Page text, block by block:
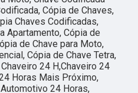
Cópia de Chaves,
Chaves Codificadas,
Apartamento, Cópia de
de Chave para Moto,
Cópia de Chave Tetra,
24 H,Chaveiro 24
Horas Mais Próximo,
24 Horas,